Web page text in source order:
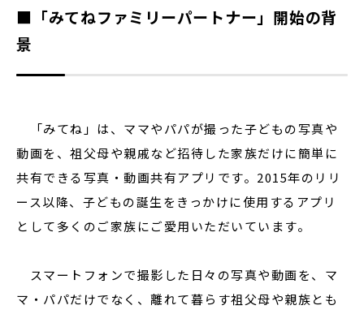
■「みてねファミリーパートナー」開始の背
景
「みてね」は、ママやパパが撮った子どもの写真や
動画を、祖父母や親戚など招待した家族だけに簡単に
共有できる写真・動画共有アプリです。2015年のリリ
ース以降、子どもの誕生をきっかけに使用するアプリ
として多くのご家族にご愛用いただいています。
スマートフォンで撮影した日々の写真や動画を、マ
マ・パパだけでなく、離れて暮らす祖父母や親族とも